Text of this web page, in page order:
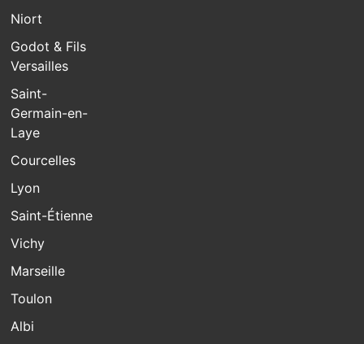
Niort
Godot & Fils
Versailles
Saint-
Germain-en-
Laye
Courcelles
Lyon
Saint-Étienne
Vichy
Marseille
Toulon
Albi